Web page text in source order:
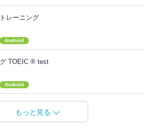
レーニング
Android
TOEIC ® test
Android
もっと見る